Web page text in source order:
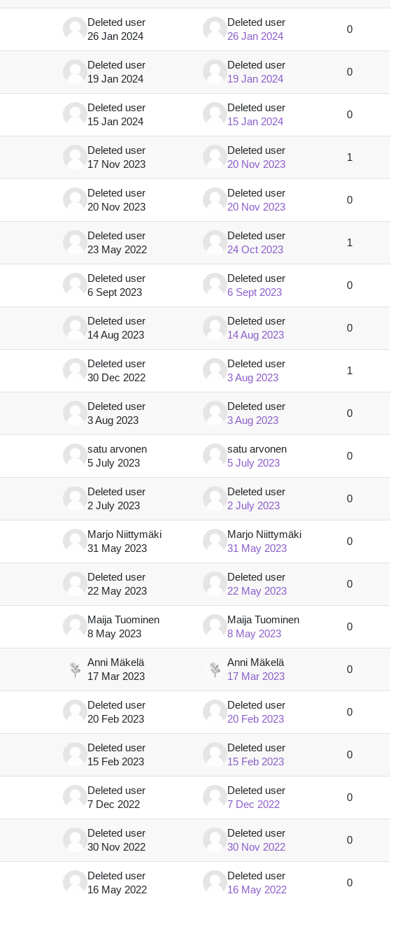
Deleted user
26 Jan 2024
Deleted user
26 Jan 2024
0
Deleted user
19 Jan 2024
Deleted user
19 Jan 2024
0
Deleted user
15 Jan 2024
Deleted user
15 Jan 2024
0
Deleted user
17 Nov 2023
Deleted user
20 Nov 2023
1
Deleted user
20 Nov 2023
Deleted user
20 Nov 2023
0
Deleted user
23 May 2022
Deleted user
24 Oct 2023
1
Deleted user
6 Sept 2023
Deleted user
6 Sept 2023
0
Deleted user
14 Aug 2023
Deleted user
14 Aug 2023
0
Deleted user
30 Dec 2022
Deleted user
3 Aug 2023
1
Deleted user
3 Aug 2023
Deleted user
3 Aug 2023
0
satu arvonen
5 July 2023
satu arvonen
5 July 2023
0
Deleted user
2 July 2023
Deleted user
2 July 2023
0
Marjo Niittymäki
31 May 2023
Marjo Niittymäki
31 May 2023
0
Deleted user
22 May 2023
Deleted user
22 May 2023
0
Maija Tuominen
8 May 2023
Maija Tuominen
8 May 2023
0
Anni Mäkelä
17 Mar 2023
Anni Mäkelä
17 Mar 2023
0
Deleted user
20 Feb 2023
Deleted user
20 Feb 2023
0
Deleted user
15 Feb 2023
Deleted user
15 Feb 2023
0
Deleted user
7 Dec 2022
Deleted user
7 Dec 2022
0
Deleted user
30 Nov 2022
Deleted user
30 Nov 2022
0
Deleted user
16 May 2022
Deleted user
16 May 2022
0